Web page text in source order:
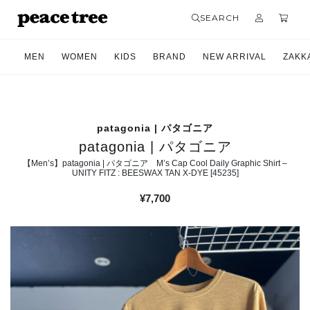
SEARCH
MEN WOMEN KIDS BRAND NEW ARRIVAL
patagonia | パタゴニア
patagonia | パタゴニア
【Men’s】patagonia | パタゴニア M’s Cap Cool Daily Graphic Shirt –
UNITY FITZ : BEESWAX TAN X-DYE [45235]
¥7,700